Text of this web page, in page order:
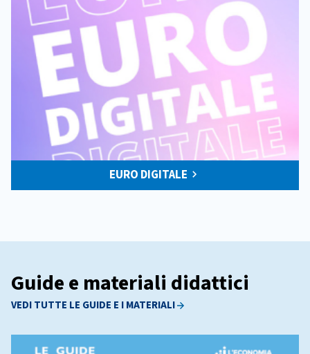
EURO DIGITALE
Guide e materiali didattici
VEDI TUTTE LE GUIDE E I MATERIALI